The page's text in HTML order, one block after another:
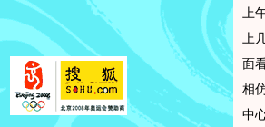
上
上
面
相
中